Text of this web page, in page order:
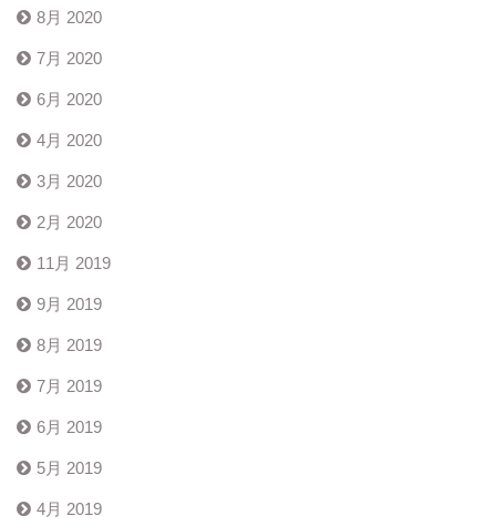
8月 2020
7月 2020
6月 2020
4月 2020
3月 2020
2月 2020
11月 2019
9月 2019
8月 2019
7月 2019
6月 2019
5月 2019
4月 2019